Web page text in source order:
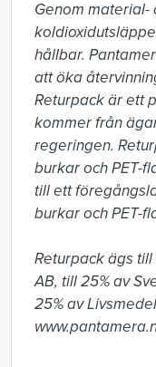
Genom material-
hållbar.
att öka
Returpack är ett
kommer från
regeringen.
burkar och PET-
till ett
burkar och PET-
Returpack ägs
AB, till 25% av
25% av